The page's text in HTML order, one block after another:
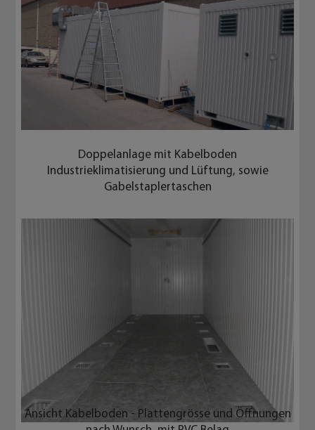
Ansicht Kabelboden - Plattengrösse und Öffnungen
nach Wunsch, mit PVC Belag
Sonderbreiter Schaltschrankcontainer in
Paneelbauweise,
Maße LxB 10,3 x 4,5 m